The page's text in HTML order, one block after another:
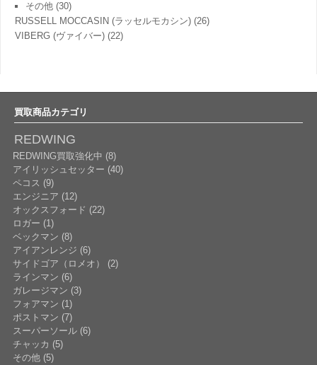
その他 (30)
RUSSELL MOCCASIN (ラッセルモカシン) (26)
VIBERG (ヴァイバー) (22)
買取商品カテゴリ
REDWING
REDWING買取強化中 (8)
アイリッシュセッター (40)
ペコス (9)
エンジニア (12)
オックスフォード (22)
ロガー (1)
ベックマン (8)
アイアンレンジ (6)
サイドゴア（ロメオ） (2)
ラインマン (6)
ガレージマン (3)
フォアマン (1)
ポストマン (7)
スーパーソール (6)
チャッカ (5)
その他 (5)